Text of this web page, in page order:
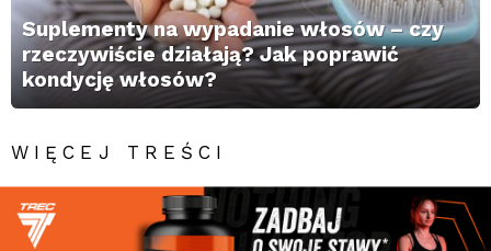
Suplementy na wypadanie włosów – czy
rzeczywiście działają? Jak poprawić
kondycję włosów?
WIĘCEJ TREŚCI